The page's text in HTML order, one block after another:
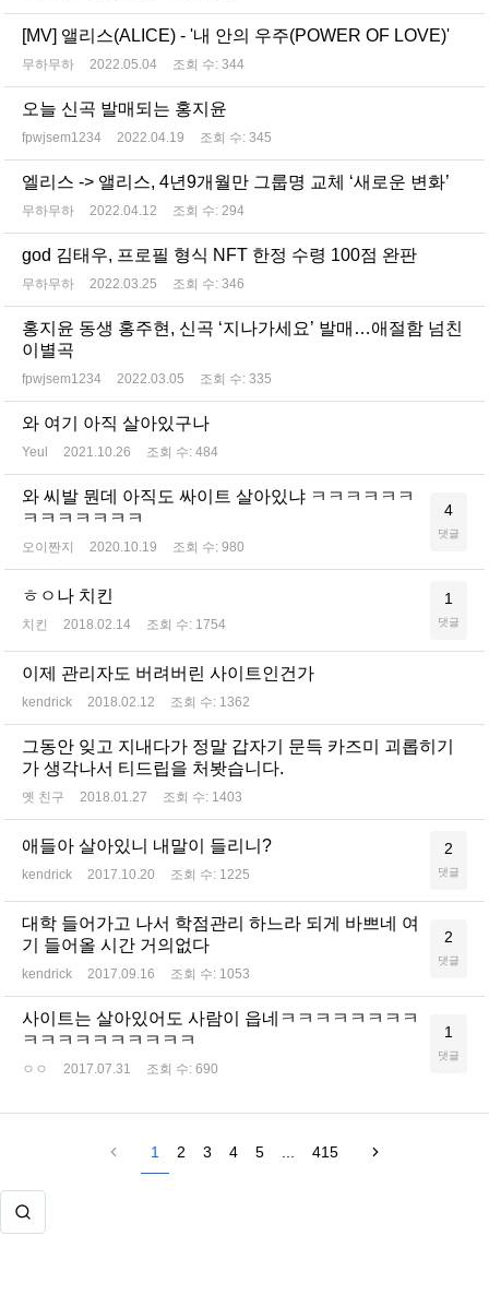
[MV] 앨리스(ALICE) - '내 안의 우주(POWER OF LOVE)'
무하무하 2022.05.04 조회 수: 344
오늘 신곡 발매되는 홍지윤
fpwjsem1234 2022.04.19 조회 수: 345
엘리스 -> 앨리스, 4년9개월만 그룹명 교체 ‘새로운 변화’
무하무하 2022.04.12 조회 수: 294
god 김태우, 프로필 형식 NFT 한정 수령 100점 완판
무하무하 2022.03.25 조회 수: 346
홍지윤 동생 홍주현, 신곡 ‘지나가세요’ 발매…애절함 넘친
이별곡
fpwjsem1234 2022.03.05 조회 수: 335
와 여기 아직 살아있구나
Yeul 2021.10.26 조회 수: 484
와 씨발 뭔데 아직도 싸이트 살아있냐 ㅋㅋㅋㅋㅋㅋ
ㅋㅋㅋㅋㅋㅋㅋ
오이짠지 2020.10.19 조회 수: 980
4
댓글
ㅎㅇ나 치킨
치킨 2018.02.14 조회 수: 1754
1
댓글
이제 관리자도 버려버린 사이트인건가
kendrick 2018.02.12 조회 수: 1362
그동안 잊고 지내다가 정말 갑자기 문득 카즈미 괴롭히기
가 생각나서 티드립을 처봣습니다.
옛 친구 2018.01.27 조회 수: 1403
애들아 살아있니 내말이 들리니?
kendrick 2017.10.20 조회 수: 1225
2
댓글
대학 들어가고 나서 학점관리 하느라 되게 바쁘네 여
기 들어올 시간 거의없다
kendrick 2017.09.16 조회 수: 1053
2
댓글
사이트는 살아있어도 사람이 읍네ㅋㅋㅋㅋㅋㅋㅋㅋ
ㅋㅋㅋㅋㅋㅋㅋㅋㅋㅋ
ㅇㅇ 2017.07.31 조회 수: 690
1
댓글
1 2 3 4 5 415